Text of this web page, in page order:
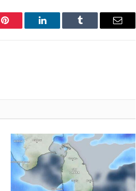
Pinterest LinkedIn Tumblr Email